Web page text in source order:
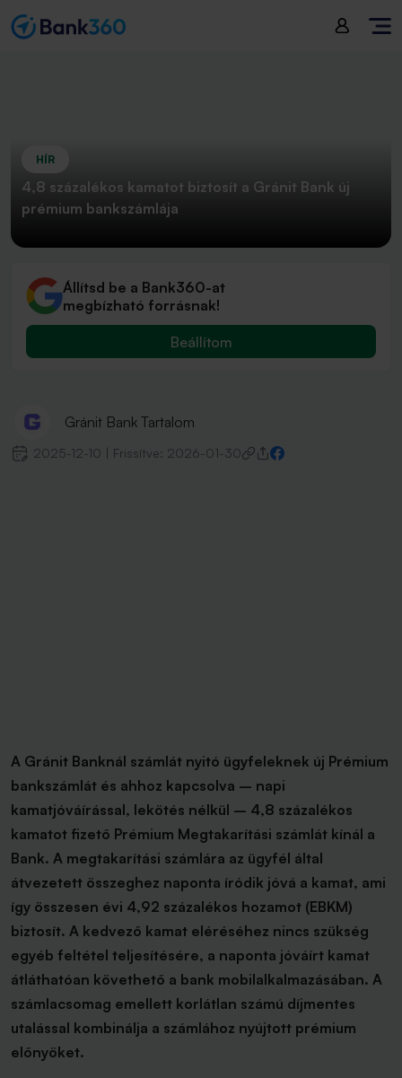
HÍR
4,8 százalékos kamatot biztosít a Gránit Bank új
prémium bankszámlája
Állítsd be a Bank360-at
megbízható forrásnak!
Beállítom
Gránit Bank Tartalom
2025-12-10 Frissítve: 2026-01-30
A Gránit Banknál számlát nyitó ügyfeleknek új Prémium
bankszámlát és ahhoz kapcsolva – napi
kamatjóváírással, lekötés nélkül – 4,8 százalékos
kamatot fizető Prémium Megtakarítási számlát kínál a
Bank. A megtakarítási számlára az ügyfél által
átvezetett összeghez naponta íródik jóvá a kamat, ami
így összesen évi 4,92 százalékos hozamot (EBKM)
biztosít. A kedvező kamat eléréséhez nincs szükség
egyéb feltétel teljesítésére, a naponta jóváírt kamat
átláthatóan követhető a bank mobilalkalmazásában. A
számlacsomag emellett korlátlan számú díjmentes
utalással kombinálja a számlához nyújtott prémium
előnyöket.